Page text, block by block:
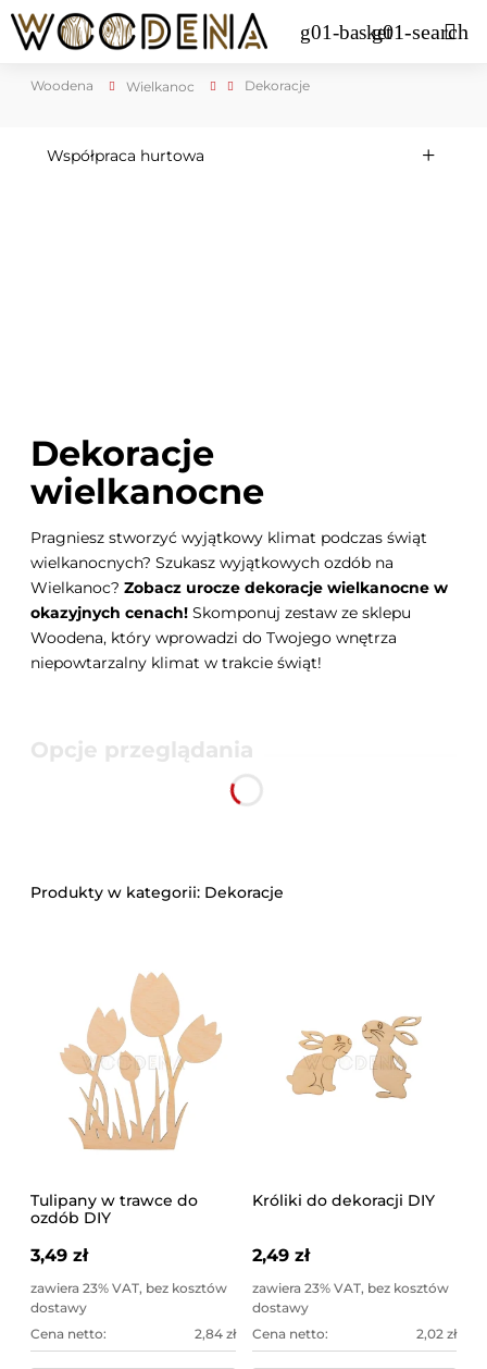
Woodena Wielkanoc Dekoracje
Współpraca hurtowa
Opcje przeglądania
Dekoracje
wielkanocne
Pragniesz stworzyć wyjątkowy klimat podczas świąt
wielkanocnych? Szukasz wyjątkowych ozdób na
Wielkanoc? Zobacz urocze dekoracje wielkanocne w
okazyjnych cenach! Skomponuj zestaw ze sklepu
Woodena, który wprowadzi do Twojego wnętrza
niepowtarzalny klimat w trakcie świąt!
Produkty w kategorii: Dekoracje
Tulipany w trawce do
ozdób DIY
3,49 zł
zawiera 23% VAT, bez kosztów
dostawy
Cena netto:
2,84 zł
Króliki do dekoracji DIY
2,49 zł
zawiera 23% VAT, bez kosztów
dostawy
Cena netto:
2,02 zł